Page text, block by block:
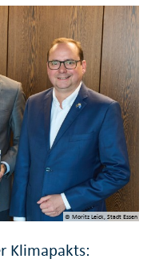
© Moritz Leick, Stadt Essen
Klimapakts: